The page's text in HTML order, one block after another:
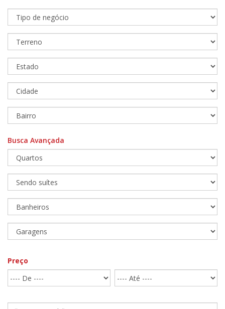
Busca Avançada
Preço